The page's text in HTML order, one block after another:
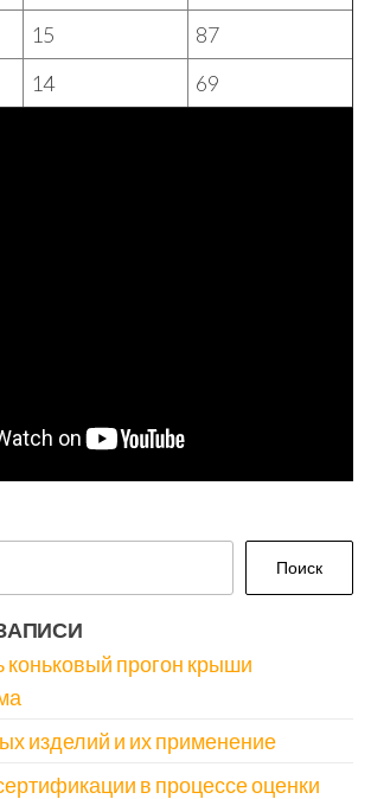
15
87
14 69
Поиск
коньковый прогон крыши
изделий и их применение
в процессе оценки